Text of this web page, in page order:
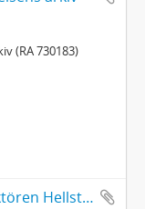
(RA 730183)
Medicinalstyrelsen. Generaldirektören Hellströms Norrlandsundersökning 1929